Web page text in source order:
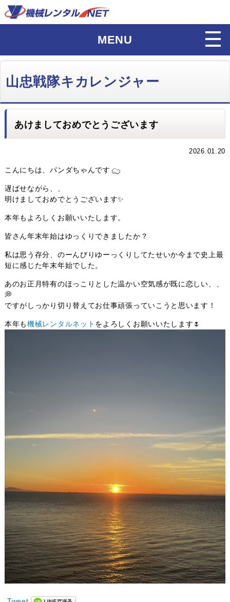
MENU
山忠戦隊キカレンジャー
あけましておめでとうございます
2026.01.20
こんにちは、パンダちゃんです
遅ばせながら、、
明けましておめでとうございます✨
本年もよろしくお願いいたします。
皆さん年末年始はゆっくりできましたか？
私は思う存分、のーんびりゆーっくりしてたせいか今まで史上最
短に感じた年末年始でした。
あのお正月特有のほっこりとした温かい空気感が既に恋しい、、
💭
ですがしっかり切り替えてお仕事頑張っていこうと思います！
本年も機械レンタルネット をよろしくお願いいたします🌷